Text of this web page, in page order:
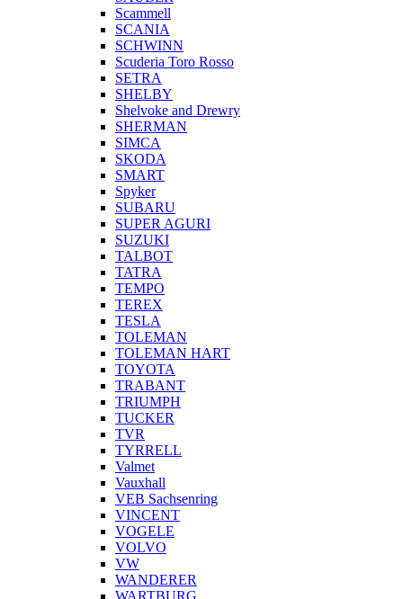
Scammell
SCANIA
SCHWINN
Scuderia Toro Rosso
SETRA
SHELBY
Shelvoke and Drewry
SHERMAN
SIMCA
SKODA
SMART
Spyker
SUBARU
SUPER AGURI
SUZUKI
TALBOT
TATRA
TEMPO
TEREX
TESLA
TOLEMAN
TOLEMAN HART
TOYOTA
TRABANT
TRIUMPH
TUCKER
TVR
TYRRELL
Valmet
Vauxhall
VEB Sachsenring
VINCENT
VOGELE
VOLVO
VW
WANDERER